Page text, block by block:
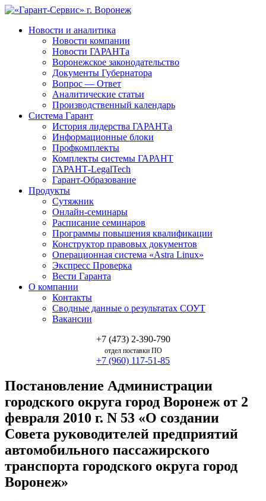
Новости и аналитика
Новости компании
Новости ГАРАНТа
Воронежское законодательство
Документы Губернатора
Вопрос — Ответ
Аналитические статьи
Производственный календарь
Система Гарант
История лидерства ГАРАНТа
Информационные блоки
Профкомплекты
Комплекты системы ГАРАНТ
ГАРАНТ-LegalTech
Гарант-Образование
Продукты
Сутяжник
Онлайн-семинары
Расписание семинаров
Программы повышения квалификации
Конструктор правовых документов
Операционная система «Astra Linux»
Экспресс Проверка
Вести Гаранта
О компании
Контакты
Сводные данные о результатах СОУТ
Вакансии
+7 (473) 2-390-790
отдел поставки ПО
+7 (960) 117-51-85
Постановление Администрации
городского округа город Воронеж от 2
февраля 2010 г. N 53 «О создании
Совета руководителей предприятий
автомобильного пассажирского
транспорта городского округа город
Воронеж»